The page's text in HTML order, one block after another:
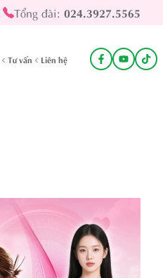
Tổng đài: 024.3927.5565
Tư vấn Liên hệ